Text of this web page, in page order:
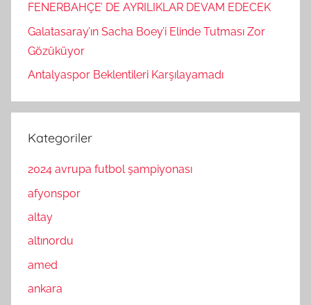
FENERBAHÇE’ DE AYRILIKLAR DEVAM EDECEK
Galatasaray’ın Sacha Boey’i Elinde Tutması Zor
Gözüküyor
Antalyaspor Beklentileri Karşılayamadı
Kategoriler
2024 avrupa futbol şampiyonası
afyonspor
altay
altınordu
amed
ankara